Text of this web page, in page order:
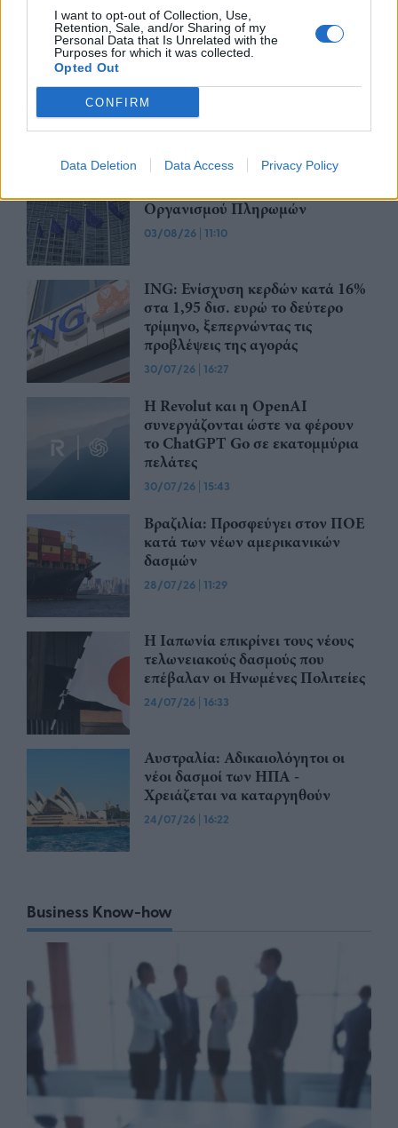
I want to opt-out of Collection, Use,
Retention, Sale, and/or Sharing of my
Personal Data that Is Unrelated with the
Purposes for which it was collected.
Opted Out
CONFIRM
Data Deletion Data Access Privacy Policy
06/08/26|16:09
Γερμανική
περικοπές σε managers από
Volkswagen, Porsche και BMW
04/08/26|15:23
«Πράσινο φως» από την Κομισιόν
Οργανισμού Πληρωμών
03/08/26 | 11:10
ING: Ενίσχυση κερδών κατά 16%
στα 1,95 δισ. ευρώ το δεύτερο
τρίμηνο, ξεπερνώντας τις
προβλέψεις της αγοράς
30/07/26 | 16:27
Η Revolut και η OpenAI
συνεργάζονται ώστε να φέρουν
το ChatGPT Go σε εκατομμύρια
πελάτες
30/07/26 | 15:43
Βραζιλία: Προσφεύγει στον ΠΟΕ
κατά των νέων αμερικανικών
δασμών
28/07/26 | 11:29
Η Ιαπωνία επικρίνει τους νέους
τελωνειακούς δασμούς που
επέβαλαν οι Ηνωμένες Πολιτείες
24/07/26 | 16:33
Αυστραλία: Αδικαιολόγητοι οι
νέοι δασμοί των ΗΠΑ -
Χρειάζεται να καταργηθούν
24/07/26 | 16:22
Business Know-how